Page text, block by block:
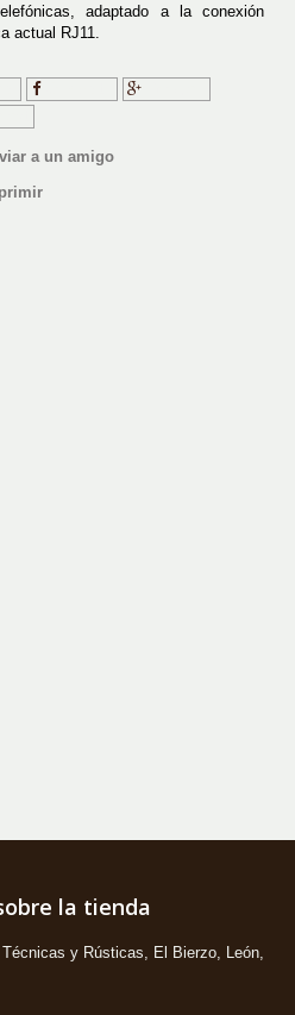
adaptado a la conexión
actual RJ11.
Compartir
a un amigo
la tienda
y Rústicas, El Bierzo, León,